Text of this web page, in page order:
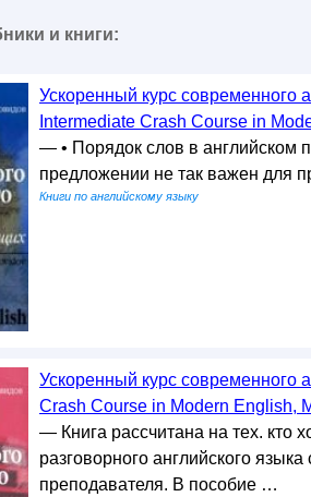
и книги:
Ускоренный курс современного
Intermediate Crash Course in
— • Порядок слов в английском
предложении не так важен для
Книги по английскому языку
Ускоренный курс современного
Crash Course in Modern English,
— Книга рассчитана на тех. кто
разговорного английского
преподавателя. В пособие …